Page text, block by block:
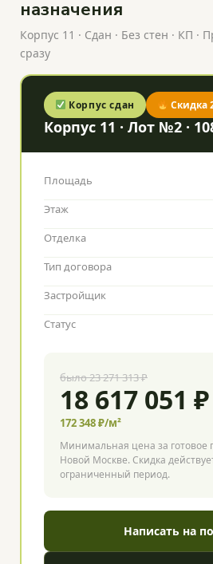
назначения
Корпус 11 · Сдан · Без стен · КП ·
сразу
Корпус сдан Скидка
Корпус 11 · Лот №2 ·
Площадь
Этаж
Отделка
Тип договора
Застройщик
Статус
было 23 271 313 ₽
18 617 051 ₽
172 348 ₽/м²
Минимальная цена за
Новой Москве. Скидка
ограниченный период.
Написать на